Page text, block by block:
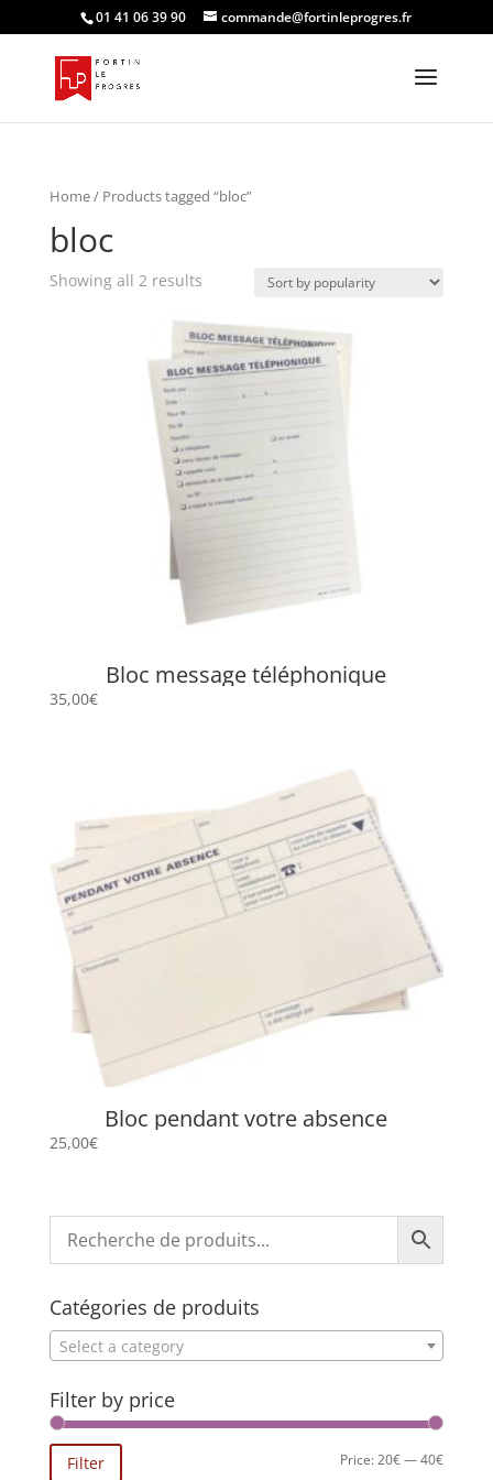
01 41 06 39 90 commande@fortinleprogres.fr
Home/ Products tagged “bloc”
bloc
Showing all 2 results
Bloc message téléphonique
35,00€
Bloc pendant votre absence
25,00€
Catégories de produits
Select a category
Filter by price
Min
Max
Filter Price:20€—40€